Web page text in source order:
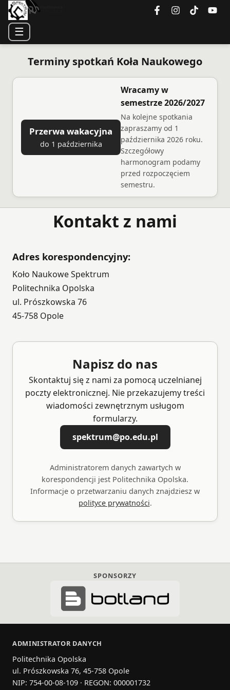
☰
Terminy spotkań Koła Naukowego
Przerwa wakacyjna
do 1 października
Wracamy w
semestrze 2026/2027
Na kolejne spotkania
zapraszamy od 1
października 2026 roku.
Szczegółowy
harmonogram podamy
przed rozpoczęciem
semestru.
Kontakt z nami
Adres korespondencyjny:
Koło Naukowe Spektrum
Politechnika Opolska
ul. Prószkowska 76
45-758 Opole
Napisz do nas
Skontaktuj się z nami za pomocą uczelnianej
poczty elektronicznej. Nie przekazujemy treści
wiadomości zewnętrznym usługom
formularzy.
spektrum@po.edu.pl
Administratorem danych zawartych w
korespondencji jest Politechnika Opolska.
Informacje o przetwarzaniu danych znajdziesz w
polityce prywatności.
SPONSORZY
ADMINISTRATOR DANYCH
Politechnika Opolska
ul. Prószkowska 76, 45-758 Opole
NIP: 754-00-08-109 · REGON: 000001732